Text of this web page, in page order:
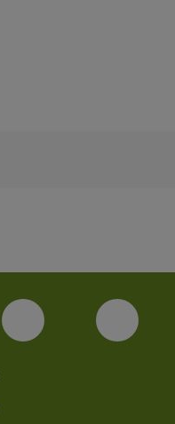
LinkedIn